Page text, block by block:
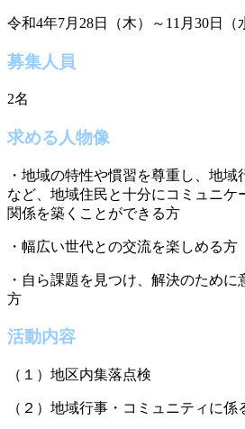
令和4年7月28日（木）～11月30日（
募集人員
2名
求める人物像
・地域の特性や慣習を尊重し、地
など、地域住民と十分にコミュニケ
関係を築くことができる方
・幅広い世代との交流を楽しめる方
・自ら課題を見つけ、解決のため
方
活動内容
（１）地区内集落点検
（２）地域行事・コミュニティに係